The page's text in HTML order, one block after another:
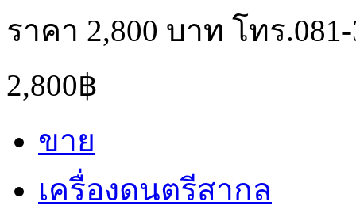
ราคา 2,800 บาท โทร.081-
2,800฿
ขาย
เครื่องดนตรีสากล